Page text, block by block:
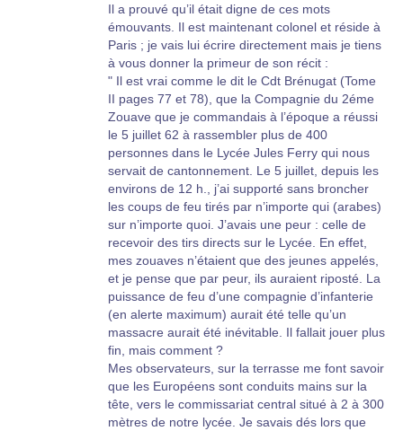
Il a prouvé qu’il était digne de ces mots
émouvants. Il est maintenant colonel et réside à
Paris ; je vais lui écrire directement mais je tiens
à vous donner la primeur de son récit :
" Il est vrai comme le dit le Cdt Brénugat (Tome
II pages 77 et 78), que la Compagnie du 2éme
Zouave que je commandais à l’époque a réussi
le 5 juillet 62 à rassembler plus de 400
personnes dans le Lycée Jules Ferry qui nous
servait de cantonnement. Le 5 juillet, depuis les
environs de 12 h., j’ai supporté sans broncher
les coups de feu tirés par n’importe qui (arabes)
sur n’importe quoi. J’avais une peur : celle de
recevoir des tirs directs sur le Lycée. En effet,
mes zouaves n’étaient que des jeunes appelés,
et je pense que par peur, ils auraient riposté. La
puissance de feu d’une compagnie d’infanterie
(en alerte maximum) aurait été telle qu’un
massacre aurait été inévitable. Il fallait jouer plus
fin, mais comment ?
Mes observateurs, sur la terrasse me font savoir
que les Européens sont conduits mains sur la
tête, vers le commissariat central situé à 2 à 300
mètres de notre lycée. Je savais dés lors que